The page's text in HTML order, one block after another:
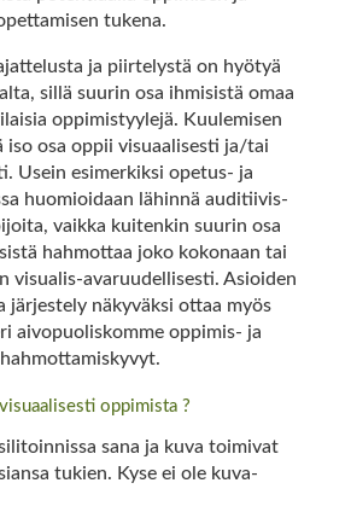
tukena.
ja piirtelystä on hyötyä
sillä suurin osa ihmisistä omaa
oppimistyylejä. Kuulemisen
iso osa oppii visuaalisesti ja/tai
Usein esimerkiksi opetus- ja
huomioidaan lähinnä auditiivis-
vaikka kuitenkin suurin osa
hahmottaa joko kokonaan tai
visualis-avaruudellisesti. Asioiden
järjestely näkyväksi ottaa myös
aivopuoliskomme oppimis- ja
hahmottamiskyvyt.
oppimista ?
sana ja kuva toimivat
tukien. Kyse ei ole kuva-